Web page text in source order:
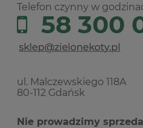
Telefon czynny w
58 300
ul. Malczewskiego 118A
80-112 Gdańsk
Nie prowadzimy